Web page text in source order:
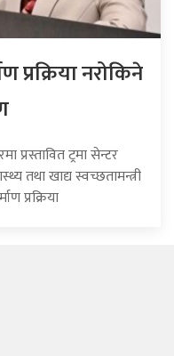
प्रक्रिया नरोकिने
प्रस्तावित ट्रमा सेन्टर
तथा खाद्य स्वच्छतामन्त्री
प्रक्रिया